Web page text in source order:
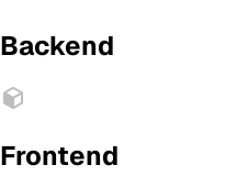
Backend
Frontend